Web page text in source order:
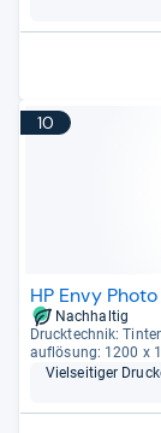
10
HP Envy
Nachhaltig
Druck­tech­nik:
auf­lö­sung: 1200 x
Viel­sei­ti­ger